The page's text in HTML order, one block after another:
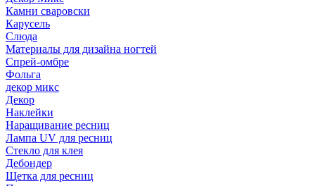
Камни сваровски
Карусель
Слюда
Материалы для дизайна ногтей
Спрей-омбре
Фольга
декор микс
Декор
Наклейки
Наращивание ресниц
Лампа UV для ресниц
Стекло для клея
Дебондер
Щетка для ресниц